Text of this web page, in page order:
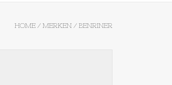
HOME / MERKEN / BENRINER